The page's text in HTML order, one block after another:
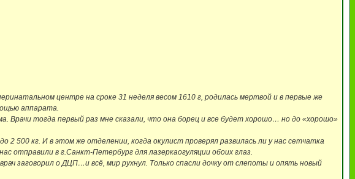
центре на сроке 31 неделя весом 1610 г, родилась мертвой и в первые же
аппарата.
Врачи тогда первый раз мне сказали, что она борец и все будет хорошо… но до «хорошо»
500 кг. И в этом же отделении, когда окулист проверял развилась ли у нас сетчатка
отправили в г.Санкт-Петербург для лазеркаогуляции обоих глаз.
заговорил о ДЦП…и всё, мир рухнул. Только спасли дочку от слепоты и опять новый